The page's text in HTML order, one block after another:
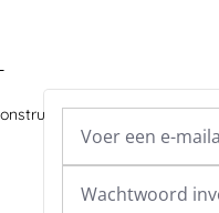
Toebehoren